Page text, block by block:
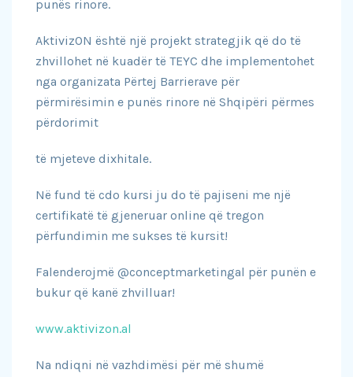
punës rinore.
AktivizON është një projekt strategjik që do të
zhvillohet në kuadër të TEYC dhe implementohet
nga organizata Përtej Barrierave për
përmirësimin e punës rinore në Shqipëri përmes
përdorimit
të mjeteve dixhitale.
Në fund të cdo kursi ju do të pajiseni me një
certifikatë të gjeneruar online që tregon
përfundimin me sukses të kursit!
Falenderojmë @conceptmarketingal për punën e
bukur që kanë zhvilluar!
www.aktivizon.al
Na ndiqni në vazhdimësi për më shumë